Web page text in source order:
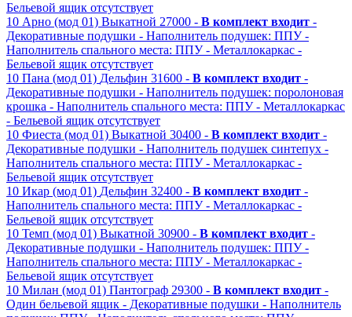
Бельевой ящик отсутствует
10 Арно (мод 01) Выкатной 27000 - В комплект входит -
Декоративные подушки - Наполнитель подушек: ППУ -
Наполнитель спального места: ППУ - Металлокаркас -
Бельевой ящик отсутствует
10 Пана (мод 01) Дельфин 31600 - В комплект входит -
Декоративные подушки - Наполнитель подушек: поролоновая
крошка - Наполнитель спального места: ППУ - Металлокаркас
- Бельевой ящик отсутствует
10 Фиеста (мод 01) Выкатной 30400 - В комплект входит -
Декоративные подушки - Наполнитель подушек синтепух -
Наполнитель спального места: ППУ - Металлокаркас -
Бельевой ящик отсутствует
10 Икар (мод 01) Дельфин 32400 - В комплект входит -
Наполнитель спального места: ППУ - Металлокаркас -
Бельевой ящик отсутствует
10 Темп (мод 01) Выкатной 30900 - В комплект входит -
Декоративные подушки - Наполнитель подушек: ППУ -
Наполнитель спального места: ППУ - Металлокаркас -
Бельевой ящик отсутствует
10 Милан (мод 01) Пантограф 29300 - В комплект входит -
Один бельевой ящик - Декоративные подушки - Наполнитель